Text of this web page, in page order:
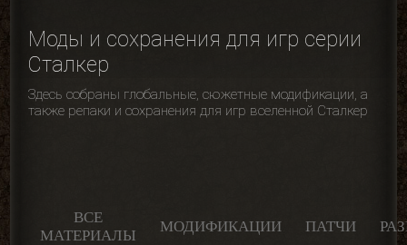
Моды и сохранения для игр серии
Сталкер
Здесь собраны глобальные, сюжетные модификации, а
также репаки и сохранения для игр вселенной Сталкер
ВСЕ
МАТЕРИАЛЫ
МОДИФИКАЦИИ ПАТЧИ